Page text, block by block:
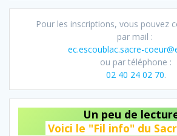
Pour les inscriptions, vous pouvez
par mail :
ec.escoublac.sacre-
ou par téléphone :
02 40 24 02 70.
Un peu de
Voici le "Fil info" du